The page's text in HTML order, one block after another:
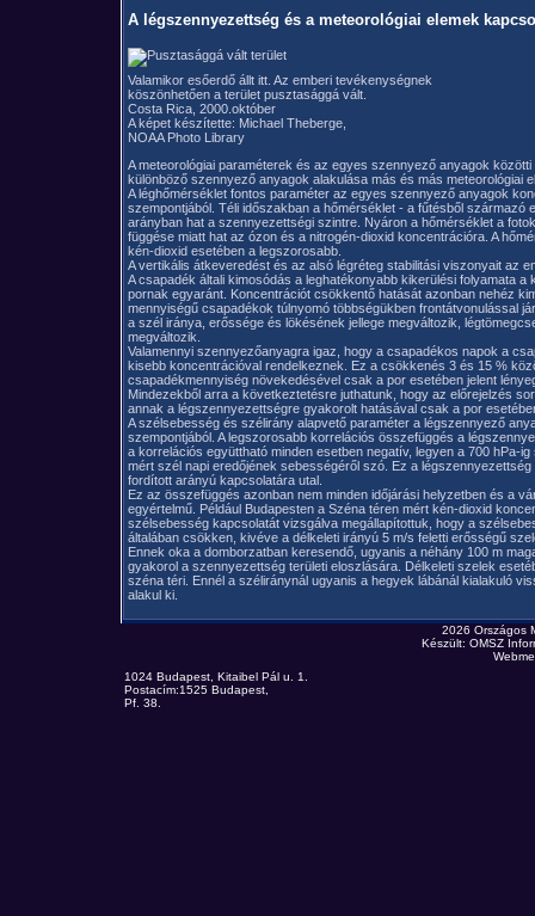
A légszennyezettség és a meteorológiai elemek
Valamikor esőerdő állt itt. Az emberi tevékenységnek
köszönhetően a terület pusztasággá vált.
Costa Rica, 2000.október
A képet készítette: Michael Theberge,
NOAA Photo Library
A meteorológiai paraméterek és az egyes szennyező anyagok
különböző szennyező anyagok alakulása más és más meteorológiai
A léghőmérséklet fontos paraméter az egyes szennyező anyagok
szempontjából. Téli időszakban a hőmérséklet - a fűtésből származó
arányban hat a szennyezettségi szintre. Nyáron a hőmérséklet a
függése miatt hat az ózon és a nitrogén-dioxid koncentrációra. A
kén-dioxid esetében a legszorosabb.
A vertikális átkeveredést és az alsó légréteg stabilitási viszonyait az
A csapadék általi kimosódás a leghatékonyabb kikerülési folyamata
pornak egyaránt. Koncentrációt csökkentő hatását azonban nehéz
mennyiségű csapadékok túlnyomó többségükben frontátvonulással
a szél iránya, erőssége és lökésének jellege megváltozik,
megváltozik.
Valamennyi szennyezőanyagra igaz, hogy a csapadékos napok a
kisebb koncentrációval rendelkeznek. Ez a csökkenés 3 és 15 %
csapadékmennyiség növekedésével csak a por esetében jelent
Mindezekből arra a következtetésre juthatunk, hogy az előrejelzés
annak a légszennyezettségre gyakorolt hatásával csak a por
A szélsebesség és szélirány alapvető paraméter a légszennyező
szempontjából. A legszorosabb korrelációs összefüggés a
a korrelációs együttható minden esetben negatív, legyen a 700 hPa-
mért szél napi eredőjének sebességéről szó. Ez a
fordított arányú kapcsolatára utal.
Ez az összefüggés azonban nem minden időjárási helyzetben és a
egyértelmű. Például Budapesten a Széna téren mért kén-dioxid
szélsebesség kapcsolatát vizsgálva megállapítottuk, hogy a
általában csökken, kivéve a délkeleti irányú 5 m/s feletti erősségű
Ennek oka a domborzatban keresendő, ugyanis a néhány 100 m
gyakorol a szennyezettség területi eloszlására. Délkeleti szelek
széna téri. Ennél a széliránynál ugyanis a hegyek lábánál kialakuló
alakul ki.
2026
Készült: OMSZ
1024 Budapest, Kitaibel Pál u. 1.
Postacím:1525 Budapest,
Pf. 38.